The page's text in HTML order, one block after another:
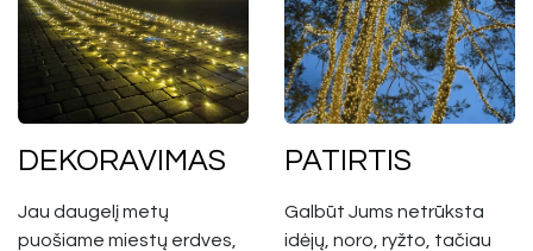
DEKORAVIMAS
Jau daugelį metų
puošiame miestų erdves,
PATIRTIS
Galbūt Jums netrūksta
idėjų, noro, ryžto, tačiau